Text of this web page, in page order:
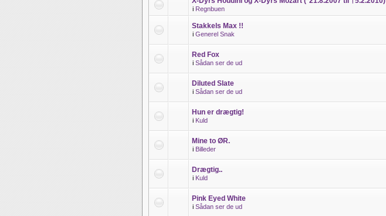
i Regnbuen
Stakkels Max !!
i Generel Snak
Red Fox
i Sådan ser de ud
Diluted Slate
i Sådan ser de ud
Hun er drægtig!
i Kuld
Mine to ØR.
i Billeder
Drægtig..
i Kuld
Pink Eyed White
i Sådan ser de ud